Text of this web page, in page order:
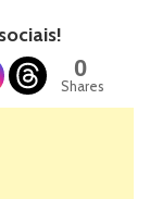
0
Shares